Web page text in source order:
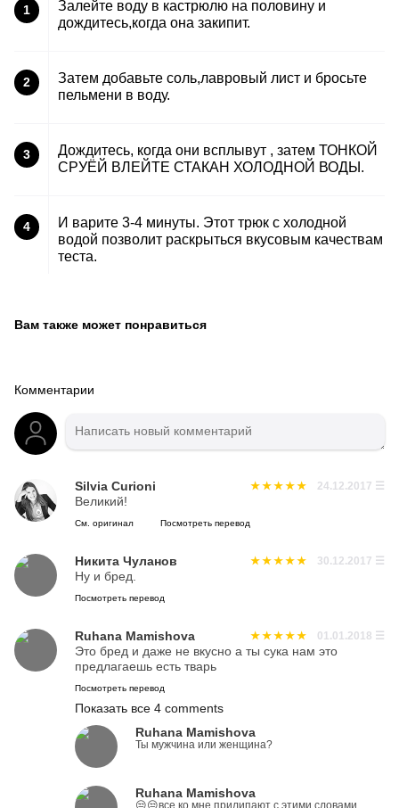
1
Залейте воду в кастрюлю на половину и
дождитесь,когда она закипит.
2
Затем добавьте соль,лавровый лист и бросьте
пельмени в воду.
3
Дождитесь, когда они всплывут , затем ТОНКОЙ
СРУЁЙ ВЛЕЙТЕ СТАКАН ХОЛОДНОЙ ВОДЫ.
4
И варите 3-4 минуты. Этот трюк с холодной
водой позволит раскрыться вкусовым качествам
теста.
Вам также может понравиться
Комментарии
Silvia Curioni 24.12.2017 ☰
Великий!
См. оригинал Посмотреть перевод
Никита Чуланов 30.12.2017 ☰
Ну и бред.
Посмотреть перевод
Ruhana Mamishova 01.01.2018 ☰
Это бред и даже не вкусно а ты сука нам это
предлагаешь есть тварь
Посмотреть перевод
Показать все 4 comments
Ruhana Mamishova
Ты мужчина или женщина?
Ruhana Mamishova
😒😒все ко мне прилипают с этими словами